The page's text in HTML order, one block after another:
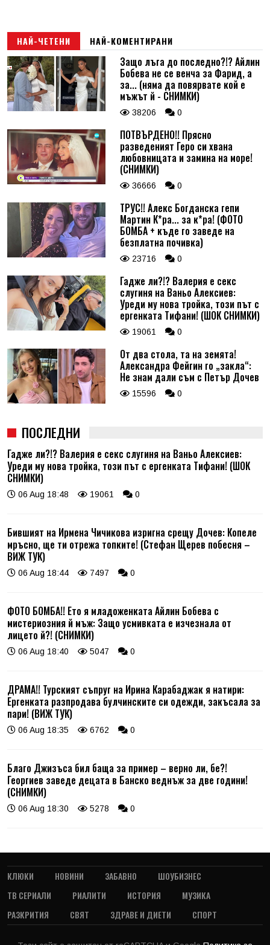
Email
Коментар*
НАЙ-ЧЕТЕНИ НАЙ-КОМЕНТИРАНИ
Защо лъга до последно?!? Айлин
Бобева не се венча за Фарид, а
за... (няма да повярвате кой е
мъжът й - СНИМКИ)
38206 0
ПОТВЪРДЕНО!! Прясно
разведеният Геро си хвана
любовницата и замина на море!
(СНИМКИ)
36666 0
ТРУС!! Алекс Богданска гепи
Мартин К*ра... за к*ра! (ФОТО
БОМБА + къде го заведе на
безплатна почивка)
23716 0
Гадже ли?!? Валерия е секс
слугиня на Ваньо Алексиев:
Уреди му нова тройка, този път с
ергенката Тифани! (ШОК СНИМКИ)
19061 0
От два стола, та на земята!
Александра Фейгин го „закла“:
Не знам дали съм с Петър Дочев
15596 0
ПОСЛЕДНИ
Гадже ли?!? Валерия е секс слугиня на Ваньо Алексиев:
Уреди му нова тройка, този път с ергенката Тифани! (ШОК
СНИМКИ)
06 Aug 18:48 19061 0
Бившият на Ирмена Чичикова изригна срещу Дочев: Копеле
мръсно, ще ти отрежа топките! (Стефан Щерев побесня –
ВИЖ ТУК)
06 Aug 18:44 7497 0
ФОТО БОМБА!! Ето я младоженката Айлин Бобева с
мистериозния й мъж: Защо усмивката е изчезнала от
лицето й?! (СНИМКИ)
06 Aug 18:40 5047 0
ДРАМА!! Турският съпруг на Ирина Карабаджак я натири:
Ергенката разпродава булчинските си одежди, закъсала за
пари! (ВИЖ ТУК)
06 Aug 18:35 6762 0
Благо Джизъса бил баща за пример – верно ли, бе?!
Георгиев заведе децата в Банско веднъж за две години!
(СНИМКИ)
06 Aug 18:30 5278 0
КЛЮКИ НОВИНИ ЗАБАВНО
ШОУБИЗНЕС
ТВ СЕРИАЛИ
РИАЛИТИ ИСТОРИЯ
МУЗИКА
РАЗКРИТИЯ
СВЯТ ЗДРАВЕ И ДИЕТИ СПОРТ